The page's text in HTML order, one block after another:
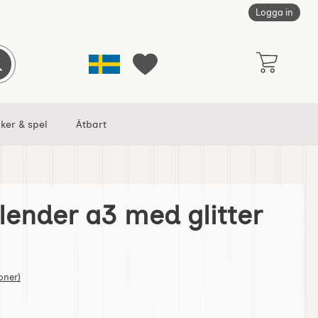
Logga in
Sverige Mina favoriter
sökning
& spel Ätbart
Paris som favorita3 med glitter
av 5
a3 med glitter Paris